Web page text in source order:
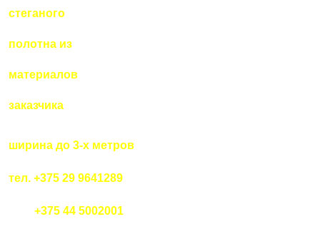
стеганого
полотна из
материалов
заказчика
ширина до 3-х метров
тел. +375 29 9641289
+375 44 5002001